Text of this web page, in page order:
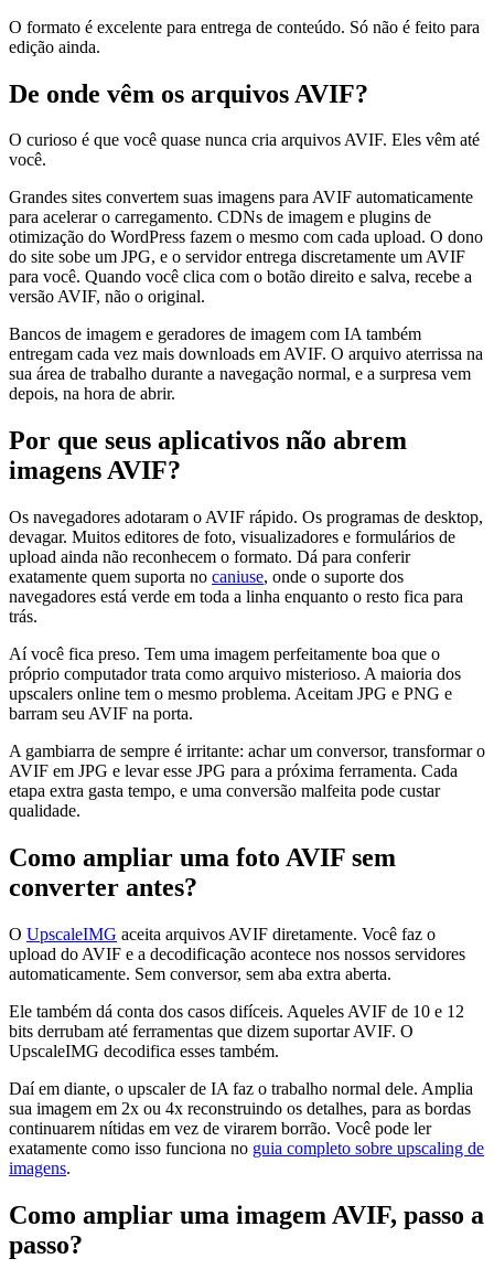
O formato é excelente para entrega de conteúdo. Só não é feito para
edição ainda.
De onde vêm os arquivos AVIF?
O curioso é que você quase nunca cria arquivos AVIF. Eles vêm até
você.
Grandes sites convertem suas imagens para AVIF automaticamente
para acelerar o carregamento. CDNs de imagem e plugins de
otimização do WordPress fazem o mesmo com cada upload. O dono
do site sobe um JPG, e o servidor entrega discretamente um AVIF
para você. Quando você clica com o botão direito e salva, recebe a
versão AVIF, não o original.
Bancos de imagem e geradores de imagem com IA também
entregam cada vez mais downloads em AVIF. O arquivo aterrissa na
sua área de trabalho durante a navegação normal, e a surpresa vem
depois, na hora de abrir.
Por que seus aplicativos não abrem
imagens AVIF?
Os navegadores adotaram o AVIF rápido. Os programas de desktop,
devagar. Muitos editores de foto, visualizadores e formulários de
upload ainda não reconhecem o formato. Dá para conferir
exatamente quem suporta no caniuse, onde o suporte dos
navegadores está verde em toda a linha enquanto o resto fica para
trás.
Aí você fica preso. Tem uma imagem perfeitamente boa que o
próprio computador trata como arquivo misterioso. A maioria dos
upscalers online tem o mesmo problema. Aceitam JPG e PNG e
barram seu AVIF na porta.
A gambiarra de sempre é irritante: achar um conversor, transformar o
AVIF em JPG e levar esse JPG para a próxima ferramenta. Cada
etapa extra gasta tempo, e uma conversão malfeita pode custar
qualidade.
Como ampliar uma foto AVIF sem
converter antes?
O UpscaleIMG aceita arquivos AVIF diretamente. Você faz o
upload do AVIF e a decodificação acontece nos nossos servidores
automaticamente. Sem conversor, sem aba extra aberta.
Ele também dá conta dos casos difíceis. Aqueles AVIF de 10 e 12
bits derrubam até ferramentas que dizem suportar AVIF. O
UpscaleIMG decodifica esses também.
Daí em diante, o upscaler de IA faz o trabalho normal dele. Amplia
sua imagem em 2x ou 4x reconstruindo os detalhes, para as bordas
continuarem nítidas em vez de virarem borrão. Você pode ler
exatamente como isso funciona no guia completo sobre upscaling de
imagens.
Como ampliar uma imagem AVIF, passo a
passo?